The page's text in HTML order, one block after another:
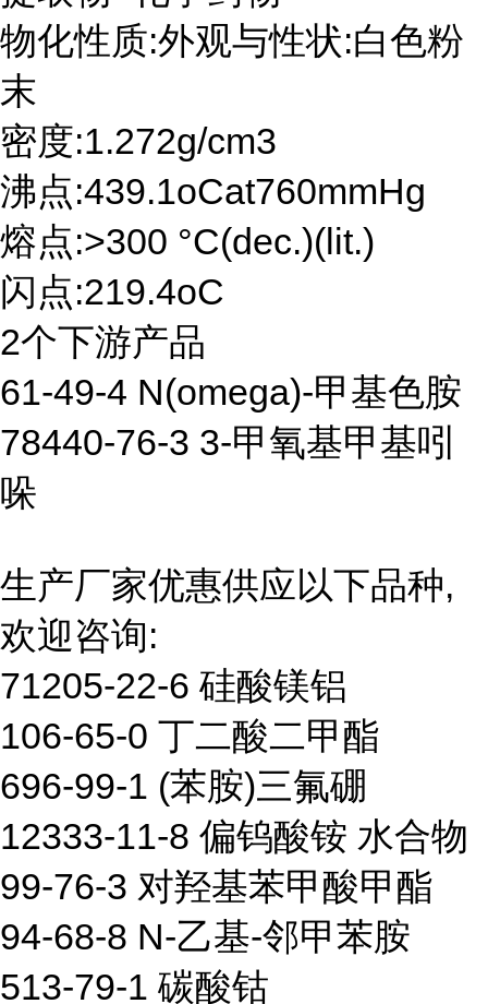
物化性质:外观与性状:白色粉
末
密度:1.272g/cm3
沸点:439.1oCat760mmHg
熔点:>300 °C(dec.)(lit.)
闪点:219.4oC
2个下游产品
61-49-4 N(omega)-甲基色胺
78440-76-3 3-甲氧基甲基吲
哚
生产厂家优惠供应以下品种,
欢迎咨询:
71205-22-6 硅酸镁铝
106-65-0 丁二酸二甲酯
696-99-1 (苯胺)三氟硼
12333-11-8 偏钨酸铵 水合物
99-76-3 对羟基苯甲酸甲酯
94-68-8 N-乙基-邻甲苯胺
513-79-1 碳酸钴